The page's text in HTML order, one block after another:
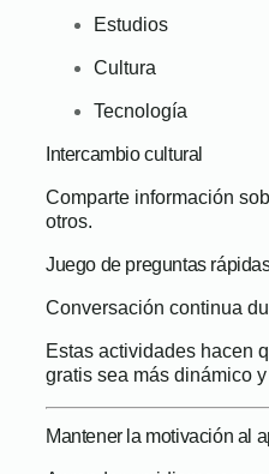
Estudios
Cultura
Tecnología
Intercambio cultural
Comparte información
otros.
Juego de preguntas
Conversación continua
Estas actividades hacen
gratis sea más dinámico
Mantener la motivación al